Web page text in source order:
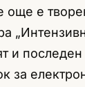
още е
и последен
за